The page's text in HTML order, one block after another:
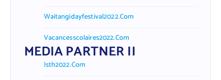
Waitangidayfestival2022.com
Vacancesscolaires2022.com
MEDIA PARTNER II
Isth2022.com